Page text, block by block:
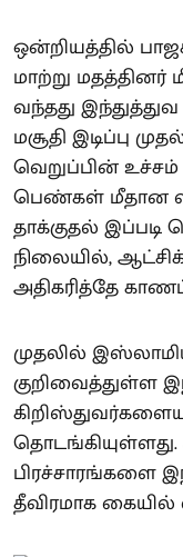
ஒன்றியத்தில்
மாற்று மதத்தினர்
வந்தது
மசூதி இடிப்பு
வெறுப்பின்
பெண்கள் மீதான
தாக்குதல் இப்படி
நிலையில்,
அதிகரித்தே
முதலில்
குறிவைத்துள்ள
தொடங்கியுள்ளது.
பிரச்சாரங்களை
தீவிரமாக கையில்